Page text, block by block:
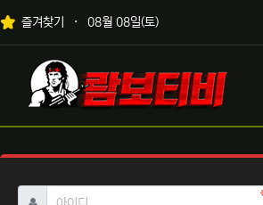
상단 네비
즐겨찾기 08월 08일(토)
메인 메뉴
로고
아이디 필수